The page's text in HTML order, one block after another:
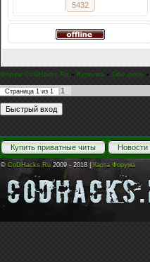
5432
Форум CoDHacks.Ru » Курилка » Обо всем »
Страница 1 из 1 1
Купить приватные читы Новости
© CoDHacks.Ru 2009 - 2018 | Карта Форума